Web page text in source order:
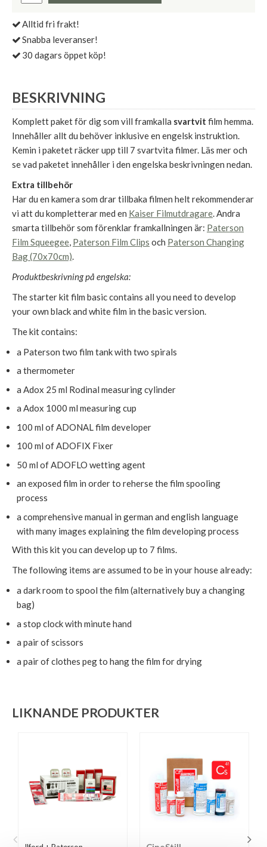
Alltid fri frakt!
Snabba leveranser!
30 dagars öppet köp!
BESKRIVNING
Komplett paket för dig som vill framkalla svartvit film hemma.
Innehåller allt du behöver inklusive en engelsk instruktion.
Kemin i paketet räcker upp till 7 svartvita filmer. Läs mer och
se vad paketet innehåller i den engelska beskrivningen nedan.
Extra tillbehör
Har du en kamera som drar tillbaka filmen helt rekommenderar
vi att du kompletterar med en Kaiser Filmutdragare. Andra
smarta tillbehör som förenklar framkallningen är: Paterson
Film Squeegee, Paterson Film Clips och Paterson Changing
Bag (70x70cm).
Produktbeskrivning på engelska:
The starter kit film basic contains all you need to develop
your own black and white film in the basic version.
The kit contains:
a Paterson two film tank with two spirals
a thermometer
a Adox 25 ml Rodinal measuring cylinder
a Adox 1000 ml measuring cup
100 ml of ADONAL film developer
100 ml of ADOFIX Fixer
50 ml of ADOFLO wetting agent
an exposed film in order to reherse the film spooling
process
a comprehensive manual in german and english language
with many images explaining the film developing process
With this kit you can develop up to 7 films.
The following items are assumed to be in your house already:
a dark room to spool the film (alternatively buy a changing
bag)
a stop clock with minute hand
a pair of scissors
a pair of clothes peg to hang the film for drying
LIKNANDE PRODUKTER